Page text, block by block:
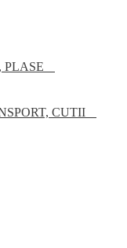
CUTII